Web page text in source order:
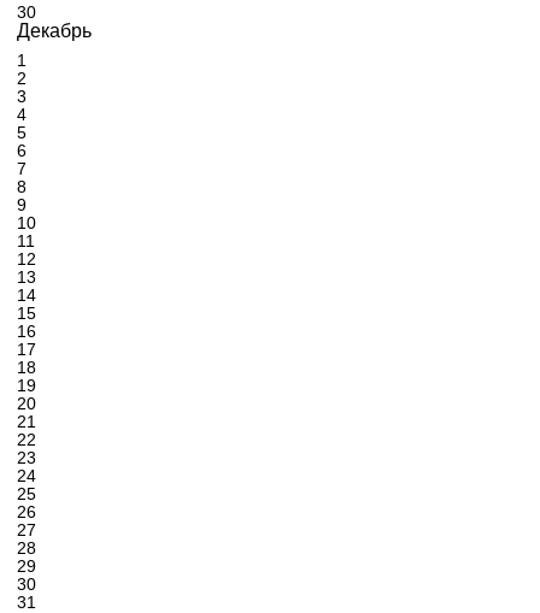
30
Декабрь
1
2
3
4
5
6
7
8
9
10
11
12
13
14
15
16
17
18
19
20
21
22
23
24
25
26
27
28
29
30
31